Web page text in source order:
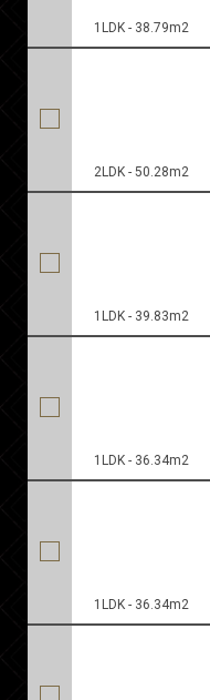
1LDK - 38.79m2
2LDK - 50.28m2
1LDK - 39.83m2
1LDK - 36.34m2
1LDK - 36.34m2